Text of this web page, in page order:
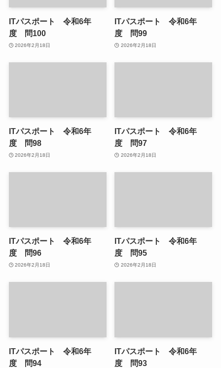
ITパスポート 令和6年
度 問100
2026年2月18日
ITパスポート 令和6年
度 問99
2026年2月18日
ITパスポート 令和6年
度 問98
2026年2月18日
ITパスポート 令和6年
度 問97
2026年2月18日
ITパスポート 令和6年
度 問96
2026年2月18日
ITパスポート 令和6年
度 問95
2026年2月18日
ITパスポート 令和6年
度 問94
ITパスポート 令和6年
度 問93